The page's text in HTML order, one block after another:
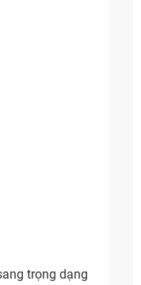
trọng dạng